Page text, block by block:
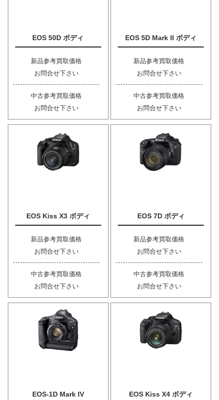
EOS 50D ボディ
新品参考買取価格
お問合せ下さい
中古参考買取価格
お問合せ下さい
EOS 5D Mark II ボディ
新品参考買取価格
お問合せ下さい
中古参考買取価格
お問合せ下さい
EOS Kiss X3 ボディ
新品参考買取価格
お問合せ下さい
中古参考買取価格
お問合せ下さい
EOS 7D ボディ
新品参考買取価格
お問合せ下さい
中古参考買取価格
お問合せ下さい
EOS-1D Mark IV EOS Kiss X4 ボディ